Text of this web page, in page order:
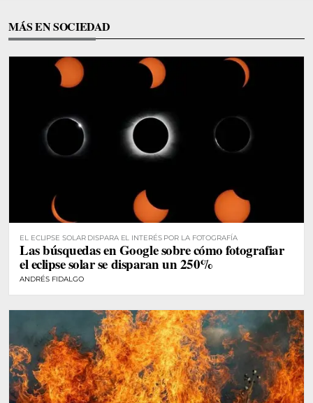
MÁS EN SOCIEDAD
EL ECLIPSE SOLAR DISPARA EL INTERÉS POR LA FOTOGRAFÍA
Las búsquedas en Google sobre cómo fotografiar
el eclipse solar se disparan un 250%
ANDRÉS FIDALGO